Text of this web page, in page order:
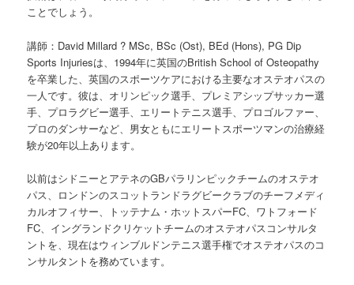
ことでしょう。
講師：David Millard ? MSc, BSc (Ost), BEd (Hons), PG Dip
Sports Injuriesは、1994年に英国のBritish School of Osteopathy
を卒業した、英国のスポーツケアにおける主要なオステオパスの
一人です。彼は、オリンピック選手、プレミアシップサッカー選
手、プロラグビー選手、エリートテニス選手、プロゴルファー、
プロのダンサーなど、男女ともにエリートスポーツマンの治療経
験が20年以上あります。
以前はシドニーとアテネのGBパラリンピックチームのオステオ
パス、ロンドンのスコットランドラグビークラブのチーフメディ
カルオフィサー、トッテナム・ホットスパーFC、ワトフォード
FC、イングランドクリケットチームのオステオパスコンサルタ
ントを、現在はウィンブルドンテニス選手権でオステオパスのコ
ンサルタントを務めています。